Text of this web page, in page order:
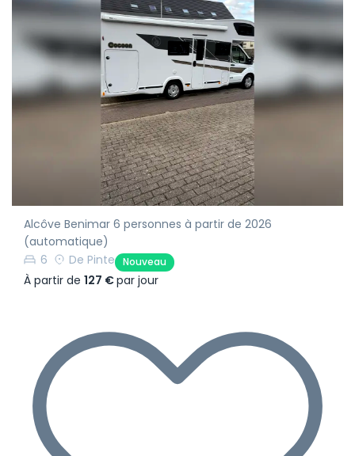
Alcôve Benimar 6 personnes à partir de 2026
(automatique)
6
De Pinte Nouveau
À partir de 127 €par jour